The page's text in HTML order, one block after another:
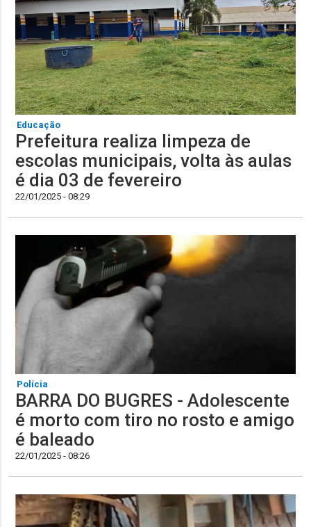
Educação
Prefeitura realiza limpeza de
escolas municipais, volta às aulas
é dia 03 de fevereiro
22/01/2025 - 08:29
Polícia
BARRA DO BUGRES - Adolescente
é morto com tiro no rosto e amigo
é baleado
22/01/2025 - 08:26